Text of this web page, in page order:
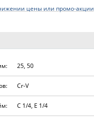
цены или промо-акции
25, 50
Cr-V
С 1/4, E 1/4